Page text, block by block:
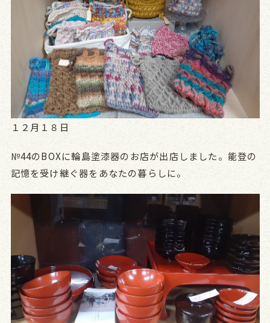
１２月１８日
№44のBOXに輪島塗漆器のお店が出店しました。能登の
記憶を受け継ぐ器をあなたの暮らしに。